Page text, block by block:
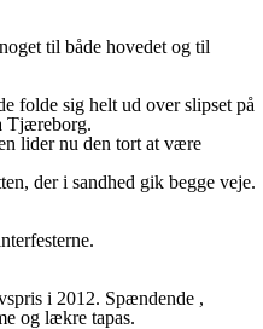
til både hovedet og til
folde sig helt ud over slipset på
Tjæreborg.
nu den tort at være
der i sandhed gik begge veje.
i 2012. Spændende ,
og lækre tapas.